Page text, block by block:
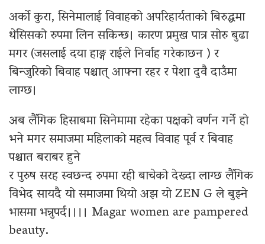
अर्को कुरा, सिनेमालाई विवाहको अपरिहार्यताको बिरुद्धमा
थेसिसको रुपमा लिन सकिन्छ। कारण प्रमुख पात्र सोरु बुढा
मगर (जसलाई दया हाङ्ग राईले निर्वाह गरेकाछन ) र
बिन्जुरिको बिवाह पश्चात् आफ्ना रहर र पेशा दुवै दाउँमा
लाग्छ।
अब लैंगिक हिसाबमा सिनेमामा रहेका पक्षको वर्णन गर्ने हो
भने मगर समाजमा महिलाको महत्व विवाह पूर्व र बिवाह
पश्चात बराबर हुने
र पुरुष सरह स्वछन्द रुपमा रही बाचेको देख्दा लाग्छ लैंगिक
विभेद सायदै यो समाजमा थियो अझ यो ZEN G ले बुझ्ने
भासमा भन्नुपर्द।।।। Magar women are pampered
beauty.